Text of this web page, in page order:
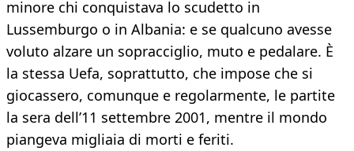
minore chi conquistava lo scudetto in
Lussemburgo o in Albania: e se qualcuno avesse
voluto alzare un sopracciglio, muto e pedalare. È
la stessa Uefa, soprattutto, che impose che si
giocassero, comunque e regolarmente, le partite
la sera dell’11 settembre 2001, mentre il mondo
piangeva migliaia di morti e feriti.